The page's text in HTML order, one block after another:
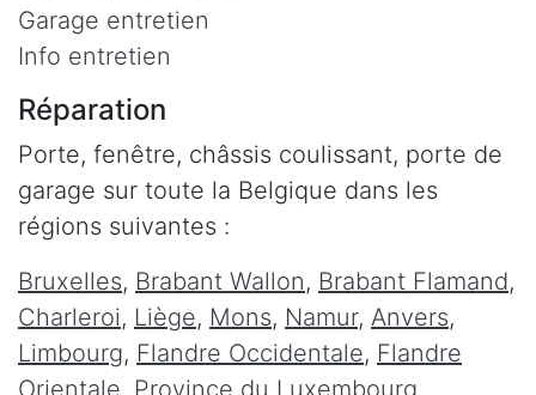
Garage entretien
Info entretien
Réparation
Porte, fenêtre, châssis coulissant, porte de
garage sur toute la Belgique dans les
régions suivantes :
Bruxelles, Brabant Wallon, Brabant Flamand,
Charleroi, Liège, Mons, Namur, Anvers,
Limbourg, Flandre Occidentale, Flandre
Orientale, Province du Luxembourg